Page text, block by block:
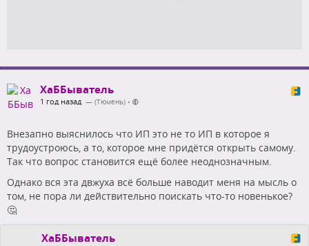
ХаББыватель
1 год назад — (Тюмень) •
Внезапно выяснилось что ИП это не то ИП в которое я
трудоустроюсь, а то, которое мне придётся открыть самому.
Так что вопрос становится ещё более неоднозначным.
Однако вся эта двжуха всё больше наводит меня на мысль о
том, не пора ли действительно поискать что-то новенькое?
🤔
ХаББыватель